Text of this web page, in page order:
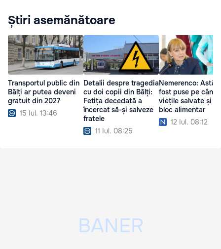
Știri asemănătoare
Transportul public din
Bălți ar putea deveni
gratuit din 2027
15 Iul. 13:46
Detalii despre tragedia
cu doi copii din Bălți:
Fetița decedată a
încercat să-și salveze
fratele
11 Iul. 08:25
Nemerenco:
fost puse pe
viețile salvate și un
bloc alimentar
12 Iul. 08:12